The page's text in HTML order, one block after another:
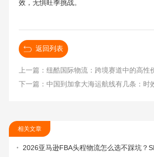
效，无惧旺季挑战。
返回列表
上一篇：纽酷国际物流：跨境赛道中的高性
相关文章
2026亚马逊FBA头程物流怎么选不踩坑？SEND/FIST/SPN官方认证物流商，只